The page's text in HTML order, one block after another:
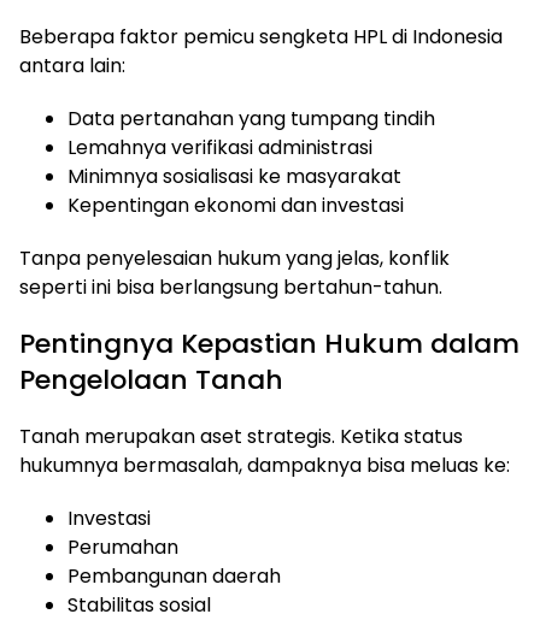
Beberapa faktor pemicu sengketa HPL di Indonesia
antara lain:
Data pertanahan yang tumpang tindih
Lemahnya verifikasi administrasi
Minimnya sosialisasi ke masyarakat
Kepentingan ekonomi dan investasi
Tanpa penyelesaian hukum yang jelas, konflik
seperti ini bisa berlangsung bertahun-tahun.
Pentingnya Kepastian Hukum dalam
Pengelolaan Tanah
Tanah merupakan aset strategis. Ketika status
hukumnya bermasalah, dampaknya bisa meluas ke:
Investasi
Perumahan
Pembangunan daerah
Stabilitas sosial